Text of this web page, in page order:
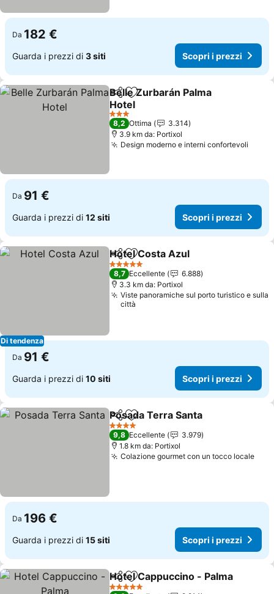
Da 182 €
Guarda i prezzi di 3 siti Scopri i prezzi
CondividiAggiungi ai preferiti
Belle Zurbarán Palma
Hotel
Scopri i prezzi
3 Stelle
8,2 Ottima
3.314
3.9 km da: Portixol
Design moderno e interni confortevoli
Da 91 €
Guarda i prezzi di 12 siti Scopri i prezzi
Di tendenza
CondividiAggiungi ai preferiti
Hotel Costa Azul
5 Stelle
8,7 Eccellente
6.888
3.3 km da: Portixol
Viste panoramiche sul porto turistico e sulla
città
Da 91 €
Guarda i prezzi di 10 siti Scopri i prezzi
CondividiAggiungi ai preferiti
Posada Terra Santa
4 Stelle
9,8 Eccellente
3.979
1.8 km da: Portixol
Colazione gourmet con un tocco locale
Da 196 €
Guarda i prezzi di 15 siti Scopri i prezzi
CondividiAggiungi ai preferiti
Hotel Cappuccino - Palma
5 Stelle